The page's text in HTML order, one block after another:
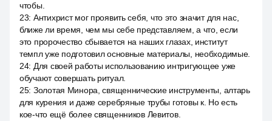
чтобы.
23: Антихрист мог проявить себя, что это значит для нас,
ближе ли время, чем мы себе представляем, а что, если
это пророчество сбывается на наших глазах, институт
темпл уже подготовил основные материалы, необходимые.
24: Для своей работы использованию интригующее уже
обучают совершать ритуал.
25: Золотая Минора, священнические инструменты, алтарь
для курения и даже серебряные трубы готовы к. Но есть
кое-что ещё более священников Левитов.